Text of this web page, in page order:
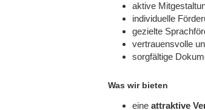
aktive
individuelle
gezielte
vertrauensvolle
sorgfältige
Was wir bieten
eineattraktive